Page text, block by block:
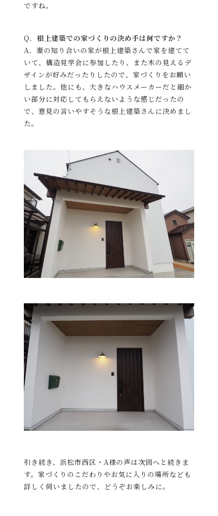
ですね。
Q． 根上建築での家づくりの決め手は何ですか？
A．妻の知り合いの家が根上建築さんで家を建てて
いて、構造見学会に参加したり、また木の見えるデ
ザインが好みだったりしたので、家づくりをお願い
しました。他にも、大きなハウスメーカーだと細か
い部分に対応してもらえないような感じだったの
で、意見の言いやすそうな根上建築さんに決めまし
た。
引き続き、浜松市西区・A様の声は次回へと続きま
す。家づくりのこだわりやお気に入りの場所なども
詳しく伺いましたので、どうぞお楽しみに。